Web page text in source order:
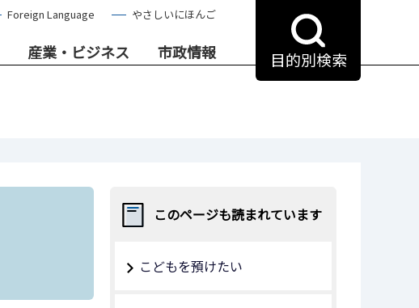
Foreign Language やさしいにほんご
産業・ビジネス 市政情報 目的別検索
このページも読まれています
こどもを預けたい